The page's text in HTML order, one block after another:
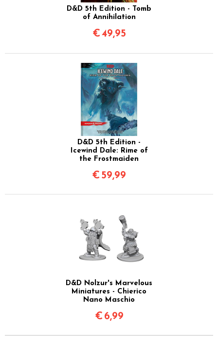
D&D 5th Edition - Tomb
of Annihilation
€49,95
D&D 5th Edition -
Icewind Dale: Rime of
the Frostmaiden
€ 59,99
D&D Nolzur's Marvelous
Miniatures - Chierico
Nano Maschio
€ 6,99